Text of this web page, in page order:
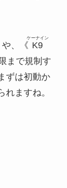
、《 K9
ケーナイン
まで規制す
ずは初動か
ますね。